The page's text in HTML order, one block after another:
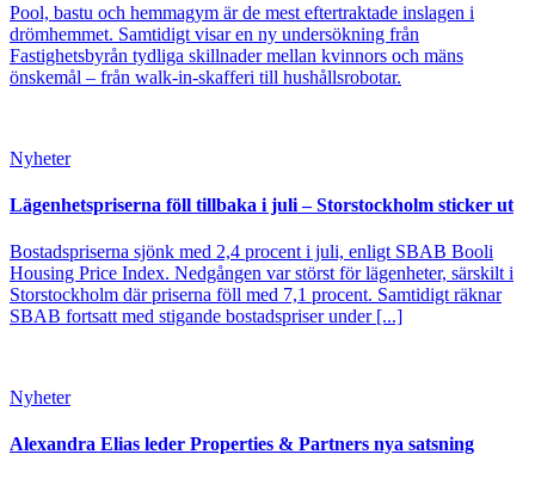
Pool, bastu och hemmagym är de mest eftertraktade inslagen i
drömhemmet. Samtidigt visar en ny undersökning från
Fastighetsbyrån tydliga skillnader mellan kvinnors och mäns
önskemål – från walk-in-skafferi till hushållsrobotar.
Nyheter
Lägenhetspriserna föll tillbaka i juli – Storstockholm sticker ut
Bostadspriserna sjönk med 2,4 procent i juli, enligt SBAB Booli
Housing Price Index. Nedgången var störst för lägenheter, särskilt i
Storstockholm där priserna föll med 7,1 procent. Samtidigt räknar
SBAB fortsatt med stigande bostadspriser under [...]
Nyheter
Alexandra Elias leder Properties & Partners nya satsning